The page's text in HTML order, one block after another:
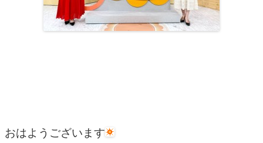
おはようございます